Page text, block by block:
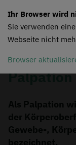
Palpation
Als Palpation
der
Gewebe-,
bezeichnet.
Ihr Browser wird
Sie verwenden
Webseite nicht
Browser